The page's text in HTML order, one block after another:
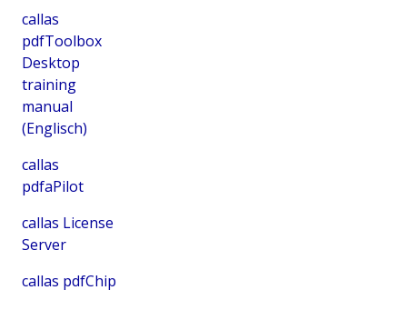
callas
pdfToolbox
Desktop
training
manual
(Englisch)
callas
pdfaPilot
callas License
Server
callas pdfChip